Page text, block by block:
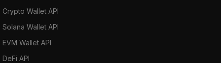
Crypto Wallet API
Solana Wallet API
EVM Wallet API
DeFi API